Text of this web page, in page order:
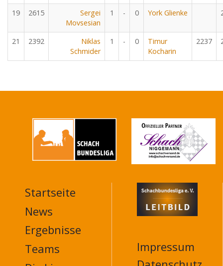
19 2615
Sergei
Movsesian
1 - 0 York Glienke
21 2392
Niklas
Schmider
1 - 0
Timur
Kocharin
2237
MAIN
NAVIGATION
FOOTER
Startseite
News
Ergebnisse
Teams
Impressum